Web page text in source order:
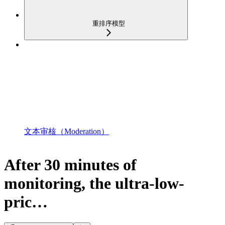
重排序模型
文本审核（Moderation）
After 30 minutes of
monitoring, the ultra-low-
pric…